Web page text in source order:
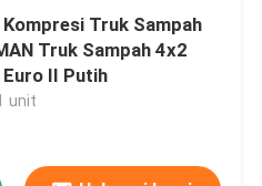
Truk Sampah
Truk Sampah 4x2
II Putih
unit